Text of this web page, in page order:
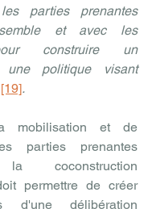
les parties prenantes
et avec les
construire un
une politique visant
[19].
mobilisation et de
parties prenantes
la coconstruction
permettre de créer
d'une délibération